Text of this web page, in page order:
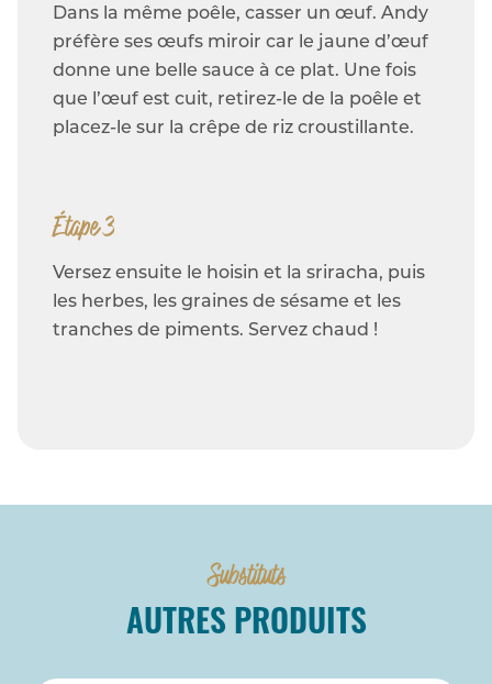
Dans la même poêle, casser un œuf. Andy
préfère ses œufs miroir car le jaune d’œuf
donne une belle sauce à ce plat. Une fois
que l’œuf est cuit, retirez-le de la poêle et
placez-le sur la crêpe de riz croustillante.
Étape 3
Versez ensuite le hoisin et la sriracha, puis
les herbes, les graines de sésame et les
tranches de piments. Servez chaud !
Substituts
AUTRES PRODUITS